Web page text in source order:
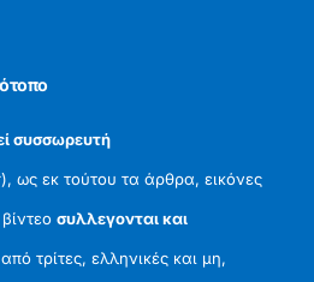
συσσωρευτή
ως εκ τούτου τα άρθρα, εικόνες
συλλεγονται και
από τρίτες, ελληνικές και μη,